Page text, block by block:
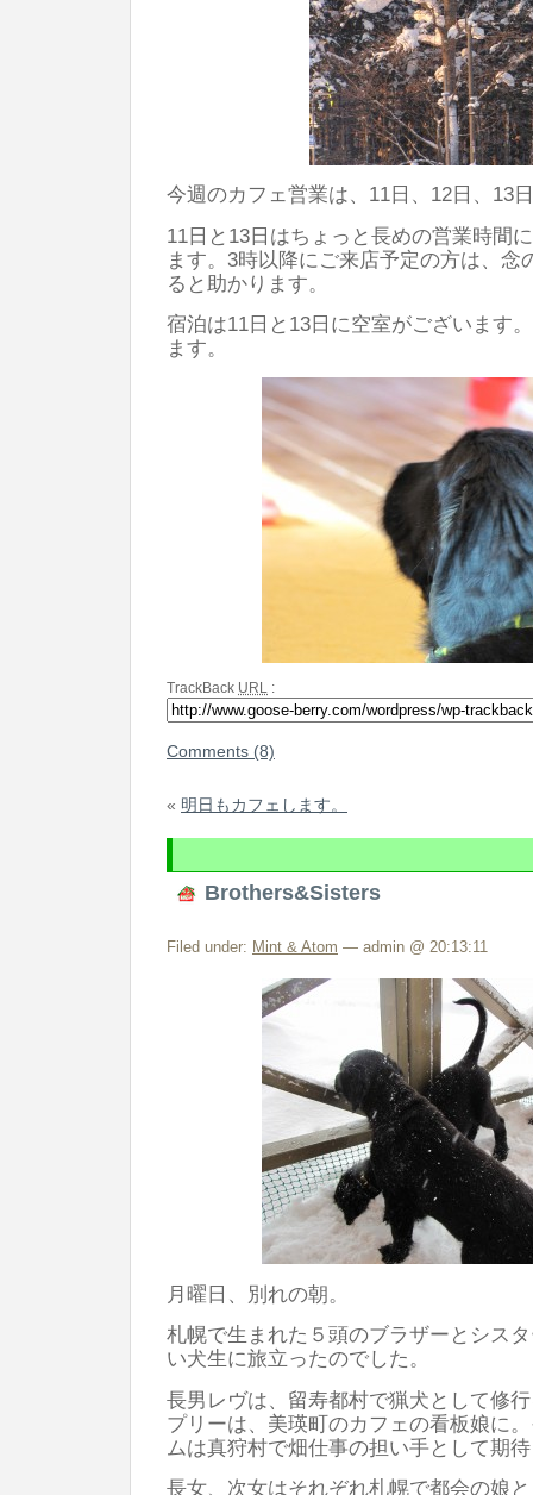
今週のカフェ営業は、11日、12日、13
11日と13日はちょっと長めの営業時間
ます。3時以降にご来店予定の方は、念
ると助かります。
宿泊は11日と13日に空室がございます
ます。
TrackBack URL :
Comments (8)
« 明日もカフェします。
Brothers&Sisters
Filed under: Mint & Atom — admin @ 20:13:11
月曜日、別れの朝。
札幌で生まれた５頭のブラザーとシス
い犬生に旅立ったのでした。
長男レヴは、留寿都村で猟犬として修
プリーは、美瑛町のカフェの看板娘に
ムは真狩村で畑仕事の担い手として期
長女、次女はそれぞれ札幌で都会の娘